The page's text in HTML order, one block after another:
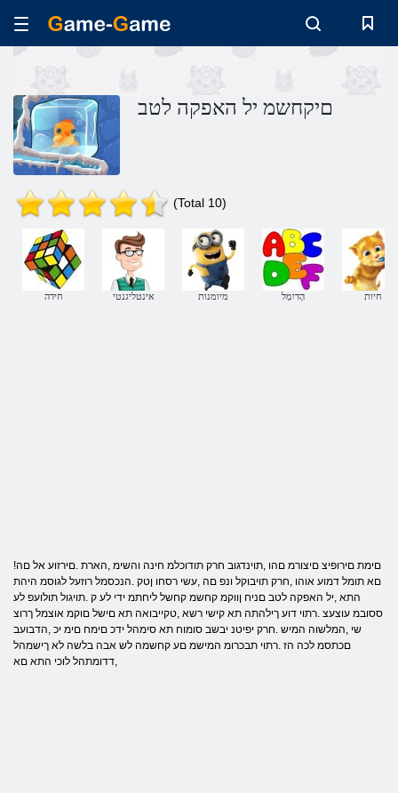
םיקחשמ יל האפקה לטב
(Total 10)
חידה אינטליגנטי מיומנות הָדיִמְל חיות
!םימת םירופיצ םיצורמ םהו ,תוינדגוב חרק תודוכלמ חינה והשימ ,הארת .םירזוע אל םה
םא תומל דמוע אוהו ,חרק תויבוקל ונפ םה ,עשי רסחו ןטק .הנכסמל רוזעל לגוסמ היהת
התא ,יל האפקה לטב םניח ןווקמ קחשמ קחשל ליחתמ ידי לע ק .תויגול תולועפ לע
ססובמ עוצעצ .רתוי דוע ךילהתה תא קישי רשא ,טקייבואה תא םישל םוקמ אוצמל ךרוצ
שי ,המלשוה המיש .חרק יפיטנ יבשב סומוח תא סימהל ידכ םימח םימ יכ ,הדבועב
םכתסמ לכה הז .רתוי תבכרומ המישמ םע קחשמה לש אבה בלשה לא ךישמהל
,דדומתהל לוכי התא םא